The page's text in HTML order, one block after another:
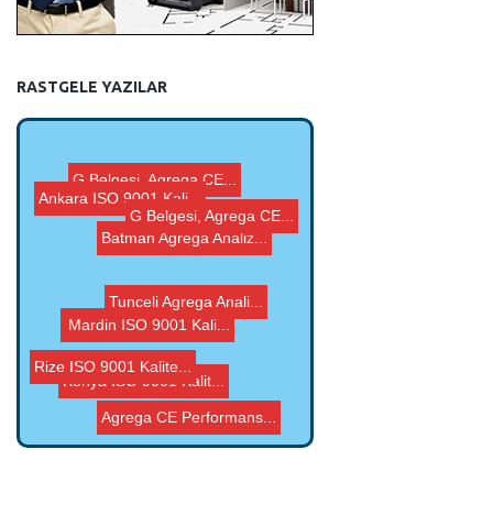
RASTGELE YAZILAR
G Belgesi, Agrega CE...
Konya ISO 9001 Kalit...
Batman Agrega Analiz...
Ankara ISO 9001 Kali...
Hazır Beton G Uygun...
Mardin ISO 9001 Kali...
G Belgesi, Agrega CE...
Agrega CE Performans...
Tunceli Agrega Anali...